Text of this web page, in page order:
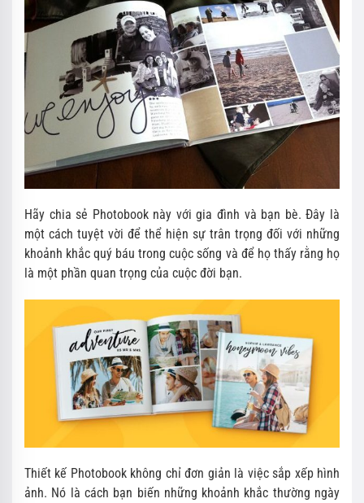
Hãy chia sẻ Photobook này với gia đình và bạn bè. Đây là
một cách tuyệt vời để thể hiện sự trân trọng đối với những
khoảnh khắc quý báu trong cuộc sống và để họ thấy rằng họ
là một phần quan trọng của cuộc đời bạn.
Thiết kế Photobook không chỉ đơn giản là việc sắp xếp hình
ảnh. Nó là cách bạn biến những khoảnh khắc thường ngày